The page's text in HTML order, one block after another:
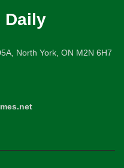
Daily
North York, ON M2N 6H7